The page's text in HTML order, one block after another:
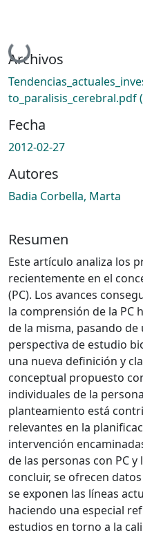
Cargando...
Archivos
to_paralisis_cerebral.pdf
Fecha
2012-02-27
Autores
Badia Corbella, Marta
Resumen
Este artículo analiza los
recientemente en el
(PC). Los avances
la comprensión de la PC
de la misma, pasando
perspectiva de estudio
una nueva definición y
conceptual propuesto
individuales de la
planteamiento está
relevantes en la
intervención
de las personas con PC
concluir, se ofrecen
se exponen las líneas
haciendo una especial
estudios en torno a la